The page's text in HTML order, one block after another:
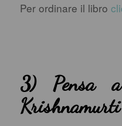
Per ordinare il libro
3) Pensa
Krishnamurti